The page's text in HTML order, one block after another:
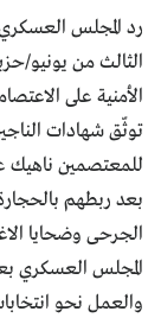
رد المجلس
توثّق شهادات
للمعتصمين ناهيك
بعد ربطهم
الجرحى وضحايا
المجلس العسكري
والعمل نحو